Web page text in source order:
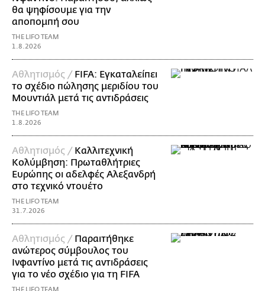
θα ψηφίσουμε για την
αποπομπή σου
THE LIFO TEAM
1.8.2026
Αθλητισμός / FIFA: Εγκαταλείπει
το σχέδιο πώλησης μεριδίου του
Μουντιάλ μετά τις αντιδράσεις
THE LIFO TEAM
1.8.2026
Αθλητισμός / Καλλιτεχνική
Κολύμβηση: Πρωταθλήτριες
Ευρώπης οι αδελφές Αλεξανδρή
στο τεχνικό ντουέτο
THE LIFO TEAM
31.7.2026
Αθλητισμός / Παραιτήθηκε
ανώτερος σύμβουλος του
Ινφαντίνο μετά τις αντιδράσεις
για το νέο σχέδιο για τη FIFA
THE LIFO TEAM